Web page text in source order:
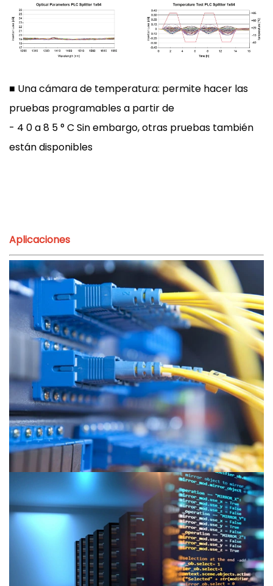
■ Una cámara de temperatura: permite hacer las
pruebas programables a partir de
- 4 0 a 8 5 ° C Sin embargo, otras pruebas también
están disponibles
Aplicaciones